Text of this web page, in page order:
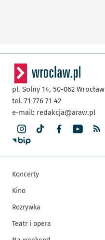
pl. Solny 14, 50-062 Wrocław
tel. 71 776 71 42
e-mail: redakcja@araw.pl
Koncerty
Kino
Rozrywka
Teatr i opera